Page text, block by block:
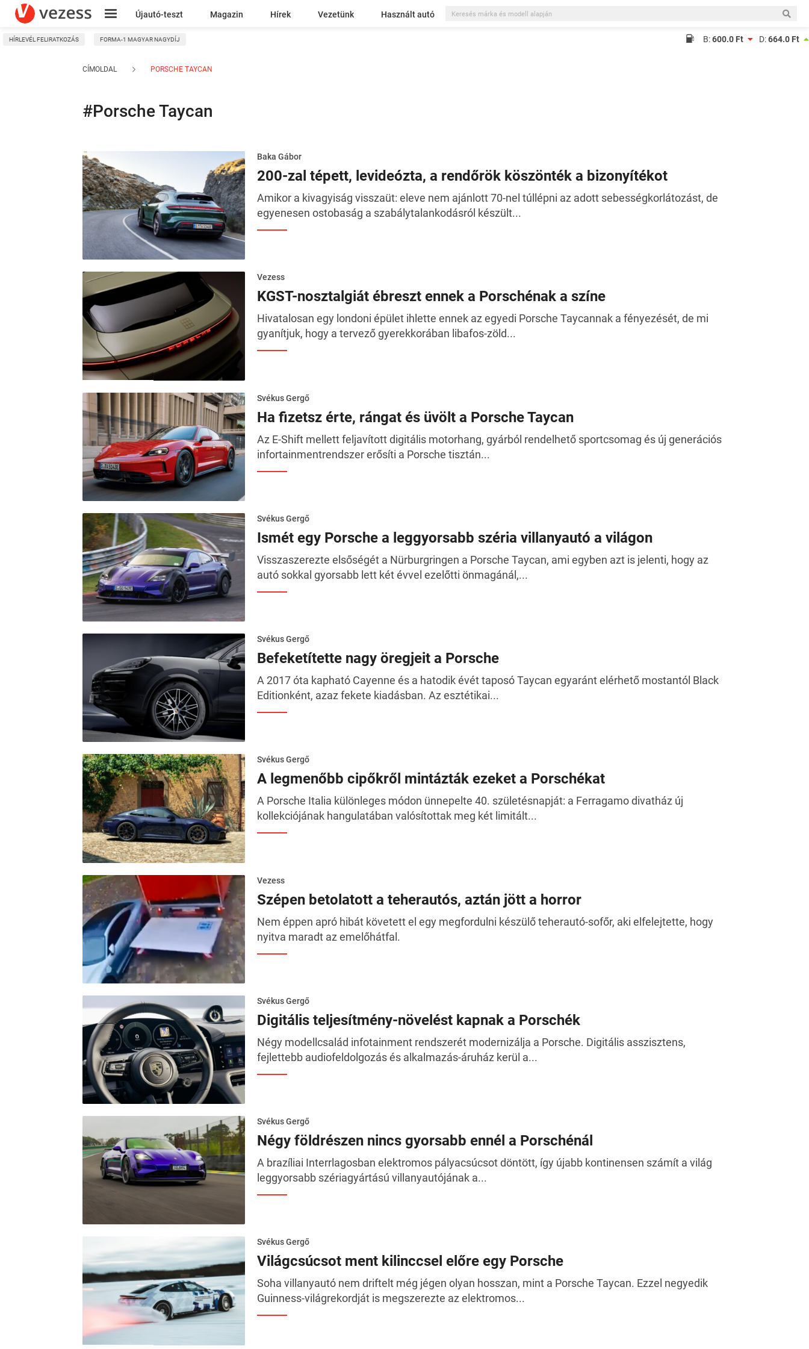
Újautó-teszt Magazin Hírek Vezetünk Használt autó
Kresz
HÍRLEVÉL FELIRATKOZÁS FORMA-1 MAGYAR NAGYDÍJ B:600.0 Ft D:664.0 Ft
CÍMOLDAL PORSCHE TAYCAN
#Porsche Taycan
Baka Gábor
200-zal tépett, levideózta, a rendőrök köszönték a bizonyítékot
Amikor a kivagyiság visszaüt: eleve nem ajánlott 70-nel túllépni az adott sebességkorlátozást, de
egyenesen ostobaság a szabálytalankodásról készült...
Vezess
KGST-nosztalgiát ébreszt ennek a Porschénak a színe
Hivatalosan egy londoni épület ihlette ennek az egyedi Porsche Taycannak a fényezését, de mi
gyanítjuk, hogy a tervező gyerekkorában libafos-zöld...
Svékus Gergő
Ha fizetsz érte, rángat és üvölt a Porsche Taycan
Az E-Shift mellett feljavított digitális motorhang, gyárból rendelhető sportcsomag és új generációs
infortainmentrendszer erősíti a Porsche tisztán...
Svékus Gergő
Ismét egy Porsche a leggyorsabb széria villanyautó a világon
Visszaszerezte elsőségét a Nürburgringen a Porsche Taycan, ami egyben azt is jelenti, hogy az
autó sokkal gyorsabb lett két évvel ezelőtti önmagánál,...
Svékus Gergő
Befeketítette nagy öregjeit a Porsche
A 2017 óta kapható Cayenne és a hatodik évét taposó Taycan egyaránt elérhető mostantól Black
Editionként, azaz fekete kiadásban. Az esztétikai...
Svékus Gergő
A legmenőbb cipőkről mintázták ezeket a Porschékat
A Porsche Italia különleges módon ünnepelte 40. születésnapját: a Ferragamo divatház új
kollekciójának hangulatában valósítottak meg két limitált...
Vezess
Szépen betolatott a teherautós, aztán jött a horror
Nem éppen apró hibát követett el egy megfordulni készülő teherautó-sofőr, aki elfelejtette, hogy
nyitva maradt az emelőhátfal.
Svékus Gergő
Digitális teljesítmény-növelést kapnak a Porschék
Négy modellcsalád infotainment rendszerét modernizálja a Porsche. Digitális asszisztens,
fejlettebb audiofeldolgozás és alkalmazás-áruház kerül a...
Svékus Gergő
Négy földrészen nincs gyorsabb ennél a Porschénál
A brazíliai Interrlagosban elektromos pályacsúcsot döntött, így újabb kontinensen számít a világ
leggyorsabb szériagyártású villanyautójának a...
Svékus Gergő
Világcsúcsot ment kilinccsel előre egy Porsche
Soha villanyautó nem driftelt még jégen olyan hosszan, mint a Porsche Taycan. Ezzel negyedik
Guinness-világrekordját is megszerezte az elektromos...